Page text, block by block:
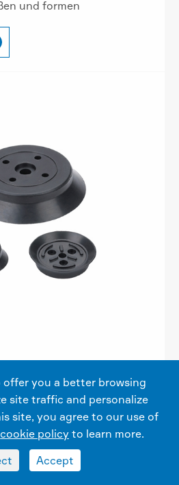
und formen
zu verhindern dauerhafte
von
flache oberfläche und
teile können ersetzt
können recycelt werden
offer you a better browsing
site traffic and personalize
site, you agree to our use of
cookie policy to learn more.
Accept